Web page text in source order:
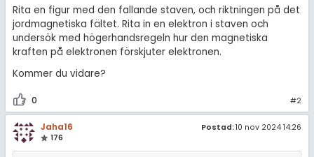
Rita en figur med den fallande staven, och riktningen på det
jordmagnetiska fältet. Rita in en elektron i staven och
undersök med högerhandsregeln hur den magnetiska
kraften på elektronen förskjuter elektronen.
Kommer du vidare?
0 #2
Jaha16
176
Postad:10 nov 2024 14:26
För lärare
Allmänna villkor
ämnen
diskussioner